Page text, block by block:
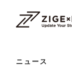
ニュース